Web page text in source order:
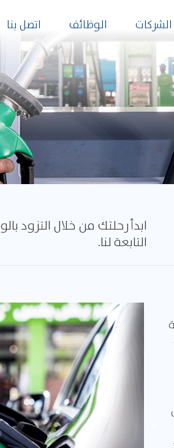
الشركات الوظائف اتصل بنا
ابدأ رحلتك من خلال التزود
التابعة لنا.